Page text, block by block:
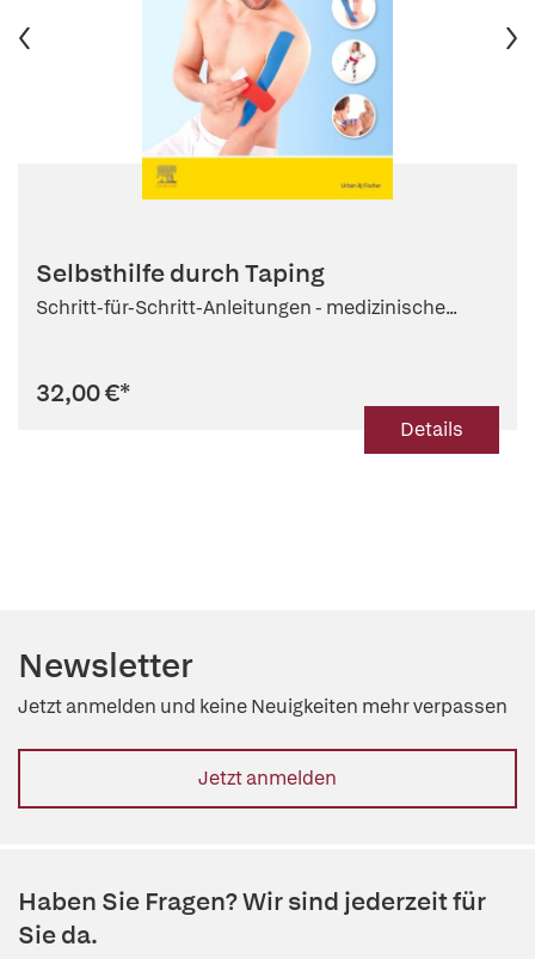
Selbsthilfe durch Taping
Schritt-für-Schritt-Anleitungen - medizinische...
32,00 €*
Details
Newsletter
Jetzt anmelden und keine Neuigkeiten mehr verpassen
Jetzt anmelden
Haben Sie Fragen? Wir sind jederzeit für
Sie da.